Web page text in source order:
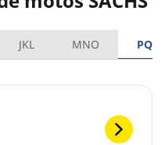
JKL MNO PQRS